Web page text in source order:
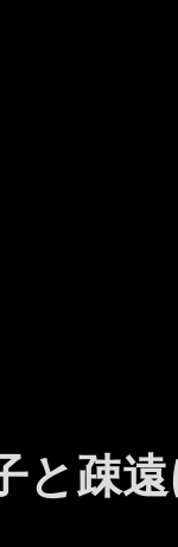
と疎